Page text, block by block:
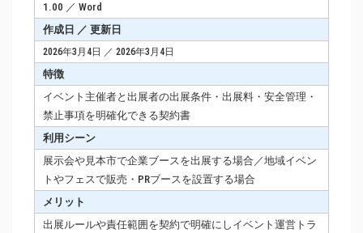
1.00 ／ Word
作成日 ／ 更新日
2026年3月4日 ／ 2026年3月4日
特徴
イベント主催者と出展者の出展条件・出展料・安全管理・
禁止事項を明確化できる契約書
利用シーン
展示会や見本市で企業ブースを出展する場合／地域イベン
トやフェスで販売・PRブースを設置する場合
メリット
出展ルールや責任範囲を契約で明確にしイベント運営トラ